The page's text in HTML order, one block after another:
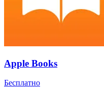
Apple Books
Бесплатно